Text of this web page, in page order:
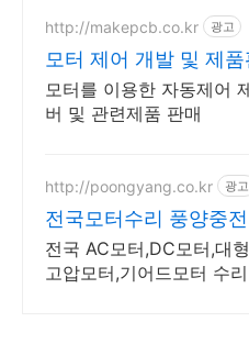
http://makepcb.co.kr 광고
모터 제어 개발 및 제품
모터를 이용한 자동제어
버 및 관련제품 판매
http://poongyang.co.kr 광고
전국모터수리 풍양중
전국 AC모터,DC모터,대
고압모터,기어드모터 수